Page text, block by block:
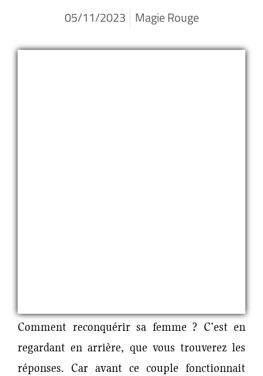
05/11/2023 Magie Rouge
Comment reconquérir sa femme ? C’est en
regardant en arrière, que vous trouverez les
réponses. Car avant ce couple fonctionnait